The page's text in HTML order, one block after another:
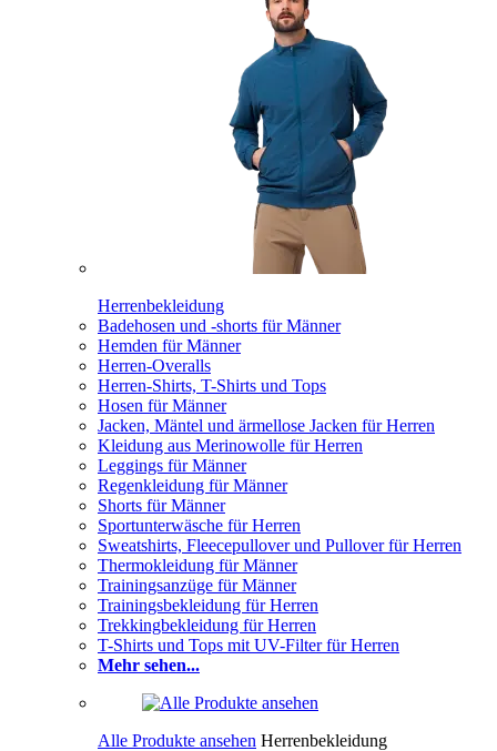
Herrenbekleidung
Badehosen und -shorts für Männer
Hemden für Männer
Herren-Overalls
Herren-Shirts, T-Shirts und Tops
Hosen für Männer
Jacken, Mäntel und ärmellose Jacken für Herren
Kleidung aus Merinowolle für Herren
Leggings für Männer
Regenkleidung für Männer
Shorts für Männer
Sportunterwäsche für Herren
Sweatshirts, Fleecepullover und Pullover für Herren
Thermokleidung für Männer
Trainingsanzüge für Männer
Trainingsbekleidung für Herren
Trekkingbekleidung für Herren
T-Shirts und Tops mit UV-Filter für Herren
Mehr sehen...
Alle Produkte ansehen Herrenbekleidung